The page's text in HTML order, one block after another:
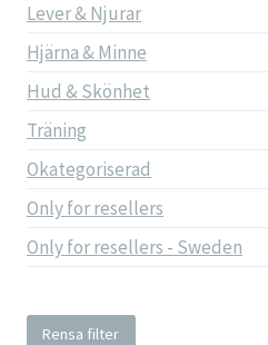
Lever & Njurar
Hjärna & Minne
Hud & Skönhet
Träning
Okategoriserad
Only for resellers
Only for resellers - Sweden
Rensa filter